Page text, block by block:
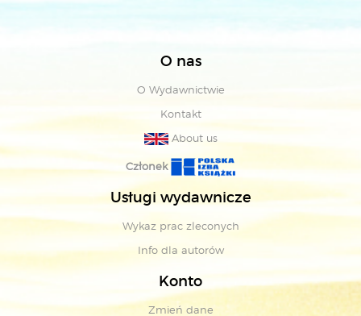
O nas
O Wydawnictwie
Kontakt
About us
Członek
Usługi wydawnicze
Wykaz prac zleconych
Info dla autorów
Konto
Zmień dane